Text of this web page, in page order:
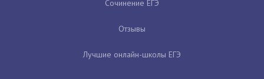
Сочинение ЕГЭ
Отзывы
Лучшие онлайн-школы ЕГЭ